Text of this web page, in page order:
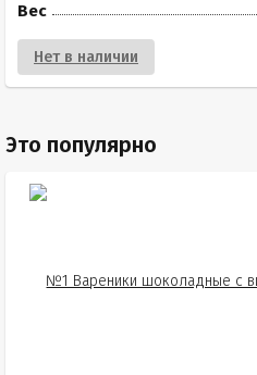
Вес
Нет в наличии
Это популярно